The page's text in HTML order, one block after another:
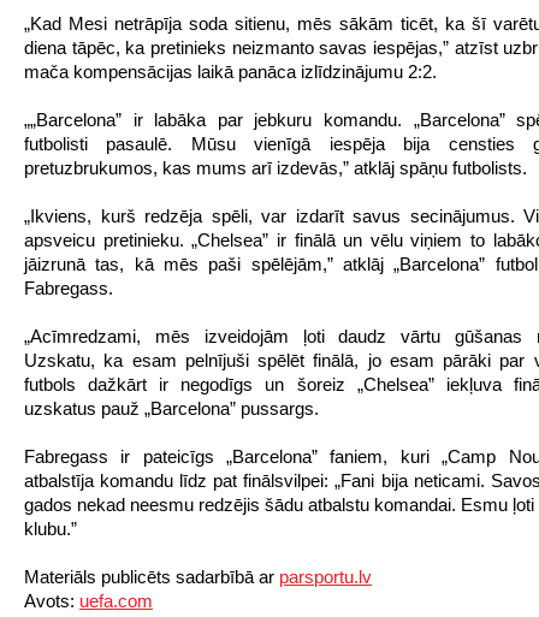
„Kad Mesi netrāpīja soda sitienu, mēs sākām ticēt, ka šī
diena tāpēc, ka pretinieks neizmanto savas iespējas,” atzīst
mača kompensācijas laikā panāca izlīdzinājumu 2:2.
„„Barcelona” ir labāka par jebkuru komandu. „Barcelona”
futbolisti pasaulē. Mūsu vienīgā iespēja bija censties
pretuzbrukumos, kas mums arī izdevās,” atklāj spāņu futbolists.
„Ikviens, kurš redzēja spēli, var izdarīt savus secinājumus.
apsveicu pretinieku. „Chelsea” ir finālā un vēlu viņiem to
jāizrunā tas, kā mēs paši spēlējām,” atklāj „Barcelona”
Fabregass.
„Acīmredzami, mēs izveidojām ļoti daudz vārtu gūšanas
Uzskatu, ka esam pelnījuši spēlēt finālā, jo esam pārāki par
futbols dažkārt ir negodīgs un šoreiz „Chelsea” iekļuva
uzskatus pauž „Barcelona” pussargs.
Fabregass ir pateicīgs „Barcelona” faniem, kuri „Camp
atbalstīja komandu līdz pat finālsvilpei: „Fani bija neticami.
gados nekad neesmu redzējis šādu atbalstu komandai. Esmu
klubu.”
Materiāls publicēts sadarbībā ar parsportu.lv
Avots: uefa.com